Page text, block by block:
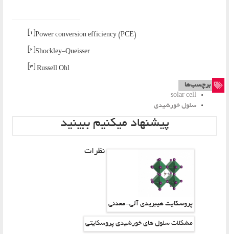
[1]Power conversion efficiency (PCE)
[2]Shockley–Queisser
[3] Russell Ohl
برچسب‌ها
solar cell
سلول خورشیدی
پیشنهاد میکنیم ببینید
پروسکایت هیبریدی آلی-معدنی
مشکلات سلول های خورشیدی پروسکایتی
نظرات